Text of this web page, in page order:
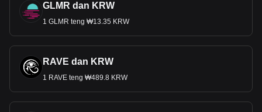
GLMR dan KRW
1 GLMR teng ₩13.35 KRW
RAVE dan KRW
1 RAVE teng ₩489.8 KRW